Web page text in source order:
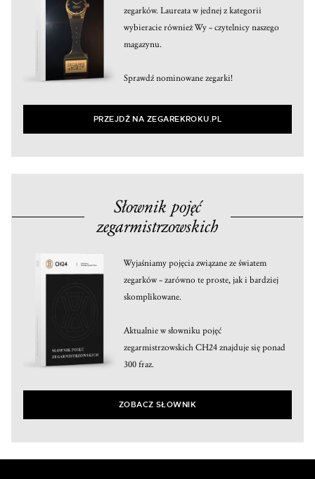
zegarków. Laureata w jednej z kategorii
wybieracie również Wy – czytelnicy naszego
magazynu.
Sprawdź nominowane zegarki!
PRZEJDŹ NA ZEGAREKROKU.PL
Słownik pojęć
zegarmistrzowskich
Wyjaśniamy pojęcia związane ze światem
zegarków – zarówno te proste, jak i bardziej
skomplikowane.
Aktualnie w słowniku pojęć
zegarmistrzowskich CH24 znajduje się ponad
300 fraz.
ZOBACZ SŁOWNIK